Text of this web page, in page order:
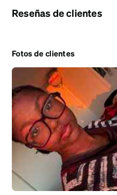
Reseñas de clientes
Fotos de clientes